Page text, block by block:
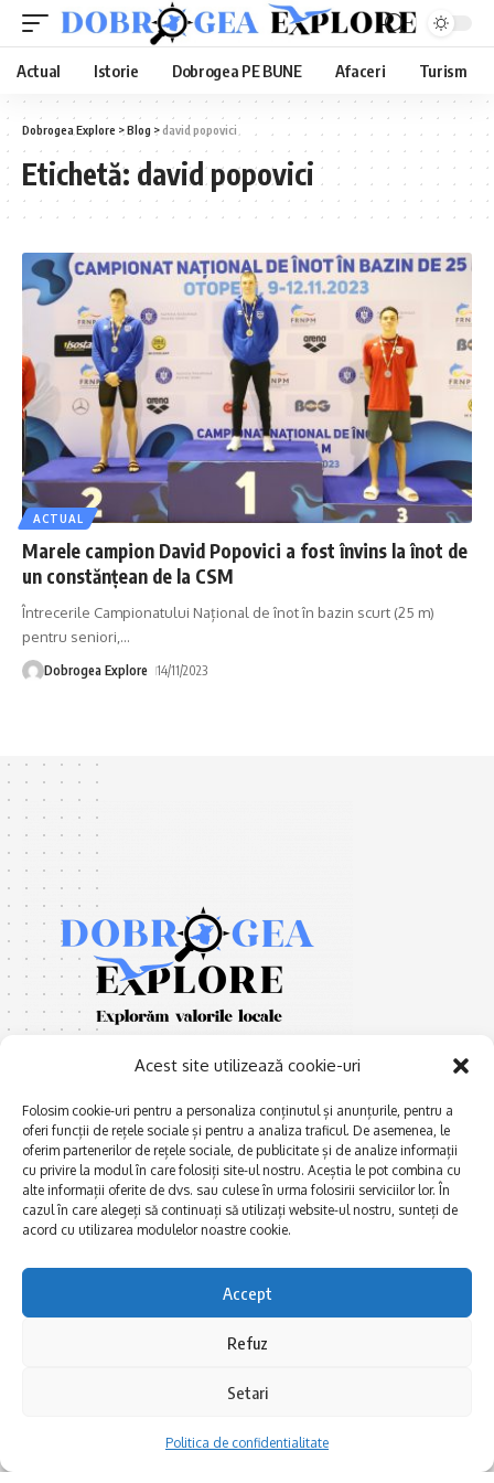
Acest site utilizează cookie-uri
Folosim cookie-uri pentru a personaliza conținutul și anunțurile, pentru a
oferi funcții de rețele sociale și pentru a analiza traficul. De asemenea, le
oferim partenerilor de rețele sociale, de publicitate și de analize informații
cu privire la modul în care folosiți site-ul nostru. Aceștia le pot combina cu
alte informații oferite de dvs. sau culese în urma folosirii serviciilor lor. În
cazul în care alegeți să continuați să utilizați website-ul nostru, sunteți de
acord cu utilizarea modulelor noastre cookie.
Accept
Refuz
Setari
Politica de confidentialitate
Actual Istorie Dobrogea PE BUNE Afaceri Turism
Dobrogea Explore >Blog >david popovici
Etichetă: david popovici
ACTUAL
Marele campion David Popovici a fost învins la înot de
un constănţean de la CSM
Întrecerile Campionatului Național de înot în bazin scurt (25 m)
pentru seniori, …
Dobrogea Explore 14/11/2023
E xplorăm Dobrogea,
Explorăm valorile locale:
Deltă, Litoral, cele mai mari
biserici și mănăstiri, cele mai
FRUMOASE POVEȘTI.
Afaceri și meșteșuguri
Actualitate